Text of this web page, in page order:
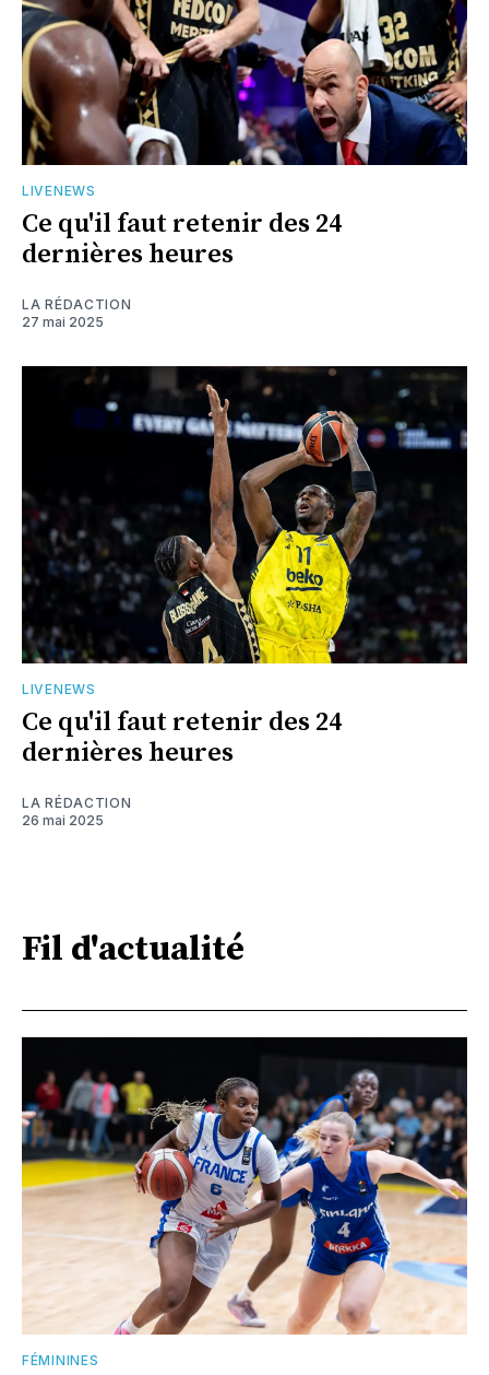
LIVENEWS
Ce qu'il faut retenir des 24
dernières heures
LA RÉDACTION
27 mai 2025
LIVENEWS
Ce qu'il faut retenir des 24
dernières heures
LA RÉDACTION
26 mai 2025
Fil d'actualité
FÉMININES